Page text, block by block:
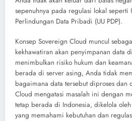
sepenuhnya pada regulasi lokal seperti
Perlindungan Data Pribadi (UU PDP).
Konsep Sovereign Cloud muncul
kekhawatiran akan penyimpanan data
menimbulkan risiko hukum dan
berada di server asing, Anda tidak
bagaimana data tersebut diproses dan
Cloud mengatasi masalah ini dengan
tetap berada di Indonesia, dikelola
yang memahami kebutuhan dan